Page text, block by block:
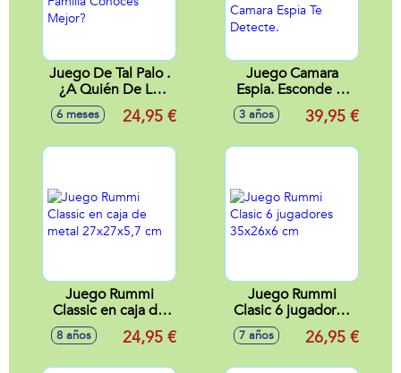
Juego De Tal Palo .
¿A Quién De La
Familia Conoces
Mejor?
6 meses 24,95 €
Juego Camara
Espia. Esconde El
Diamante Sin Que
La Camara Espia Te
3 años 39,95 €
Juego Rummi
Classic en caja de
metal 27x27x5,7
8 años 24,95 €
Juego Rummi
Clasic 6 jugadores
35x26x6 cm
7 años 26,95 €